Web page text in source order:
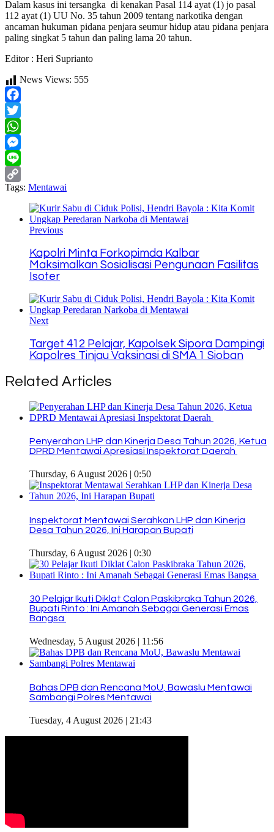
Dalam kasus ini tersangka di kenakan Pasal 114 ayat (1) jo pasal
112 ayat (1) UU No. 35 tahun 2009 tentang narkotika dengan
ancaman hukuman pidana penjara seumur hidup atau pidana penjara
paling singkat 5 tahun dan paling lama 20 tahun.
Editor : Heri Suprianto
News Views: 555
Facebook
Twitter
WhatsApp
Messenger
Line
Copy
Tags: Mentawai
Previous
Kapolri Minta Forkopimda Kalbar
Maksimalkan Sosialisasi Pengunaan Fasilitas
Isoter
Next
Target 412 Pelajar, Kapolsek Sipora Dampingi
Kapolres Tinjau Vaksinasi di SMA 1 Sioban
Related Articles
Penyerahan LHP dan Kinerja Desa Tahun 2026, Ketua
DPRD Mentawai Apresiasi Inspektorat Daerah
Thursday, 6 August 2026 | 0:50
Inspektorat Mentawai Serahkan LHP dan Kinerja
Desa Tahun 2026, Ini Harapan Bupati
Thursday, 6 August 2026 | 0:30
30 Pelajar Ikuti Diklat Calon Paskibraka Tahun 2026,
Bupati Rinto : Ini Amanah Sebagai Generasi Emas
Bangsa
Wednesday, 5 August 2026 | 11:56
Bahas DPB dan Rencana MoU, Bawaslu Mentawai
Sambangi Polres Mentawai
Tuesday, 4 August 2026 | 21:43